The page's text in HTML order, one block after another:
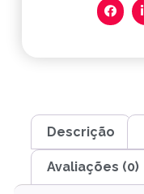
Descrição
Avaliações (0)